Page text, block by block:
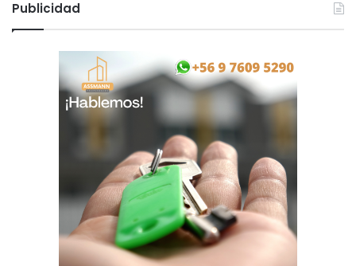
Publicidad